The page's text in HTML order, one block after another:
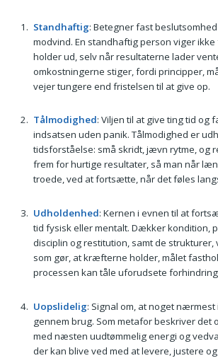
Standhaftig: Betegner fast
modvind. En standhaftig person viger ikke
holder ud, selv når resultaterne lader
omkostningerne stiger, fordi principper,
vejer tungere end fristelsen til at give op.
Tålmodighed: Viljen til at give ting tid og
indsatsen uden panik. Tålmodighed er
tidsforståelse: små skridt, jævn rytme, og
frem for hurtige resultater, så man når
troede, ved at fortsætte, når det føles
Udholdenhed: Kernen i evnen til at
tid fysisk eller mentalt. Dækker kondition,
disciplin og restitution, samt de strukturer,
som gør, at kræfterne holder, målet
processen kan tåle uforudsete
Uopslidelig: Signal om, at noget
gennem brug. Som metafor beskriver det
med næsten uudtømmelig energi og
der kan blive ved med at levere, justere